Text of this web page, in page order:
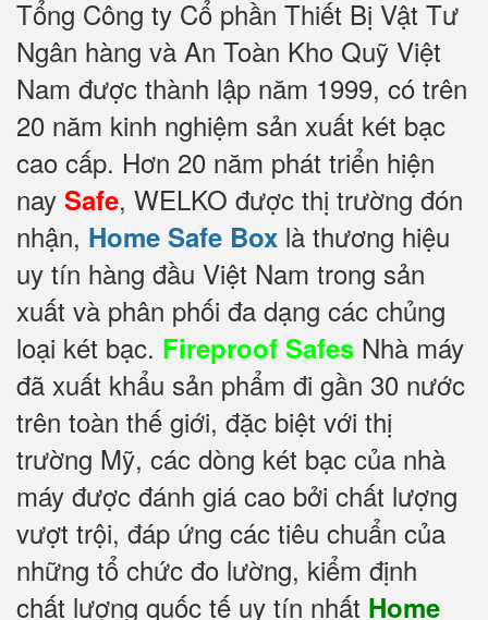
Tổng Công ty Cổ phần Thiết Bị Vật Tư
Ngân hàng và An Toàn Kho Quỹ Việt
Nam được thành lập năm 1999, có trên
20 năm kinh nghiệm sản xuất két bạc
cao cấp. Hơn 20 năm phát triển hiện
nay Safe, WELKO được thị trường đón
nhận, Home Safe Box là thương hiệu
uy tín hàng đầu Việt Nam trong sản
xuất và phân phối đa dạng các chủng
loại két bạc. Fireproof Safes Nhà máy
đã xuất khẩu sản phẩm đi gần 30 nước
trên toàn thế giới, đặc biệt với thị
trường Mỹ, các dòng két bạc của nhà
máy được đánh giá cao bởi chất lượng
vượt trội, đáp ứng các tiêu chuẩn của
những tổ chức đo lường, kiểm định
chất lượng quốc tế uy tín nhất Home